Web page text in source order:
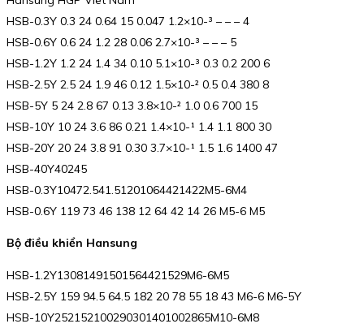
HSB-0.3Y 0.3 24 0.64 15 0.047 1.2×10-³ – – – 4
HSB-0.6Y 0.6 24 1.2 28 0.06 2.7×10-³ – – – 5
HSB-1.2Y 1.2 24 1.4 34 0.10 5.1×10-³ 0.3 0.2 200 6
HSB-2.5Y 2.5 24 1.9 46 0.12 1.5×10-² 0.5 0.4 380 8
HSB-5Y 5 24 2.8 67 0.13 3.8×10-² 1.0 0.6 700 15
HSB-10Y 10 24 3.6 86 0.21 1.4×10-¹ 1.4 1.1 800 30
HSB-20Y 20 24 3.8 91 0.30 3.7×10-¹ 1.5 1.6 1400 47
HSB-40Y40245
HSB-0.3Y10472.541.51201064421422M5-6M4
HSB-0.6Y 119 73 46 138 12 64 42 14 26 M5-6 M5
Bộ điều khiển Hansung
HSB-1.2Y13081491501564421529M6-6M5
HSB-2.5Y 159 94.5 64.5 182 20 78 55 18 43 M6-6 M6-5Y
HSB-10Y252152100290301401002865M10-6M8